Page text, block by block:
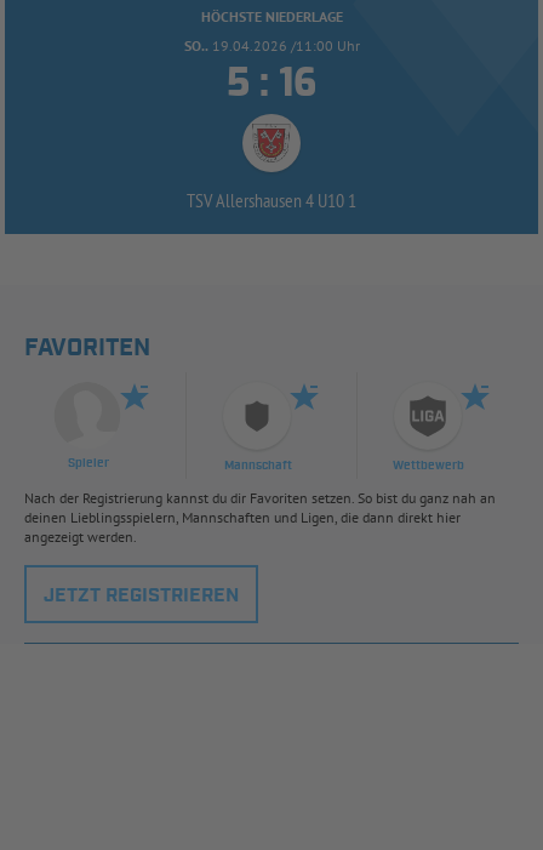
HÖCHSTE NIEDERLAGE
SO.. 19.04.2026 /11:00 Uhr
 : 
TSV Allershausen 4 U10 1
FAVORITEN
Spieler Mannschaft Wettbewerb
Nach der Registrierung kannst du dir Favoriten setzen. So bist du ganz nah an
deinen Lieblingsspielern, Mannschaften und Ligen, die dann direkt hier
angezeigt werden.
JETZT REGISTRIEREN